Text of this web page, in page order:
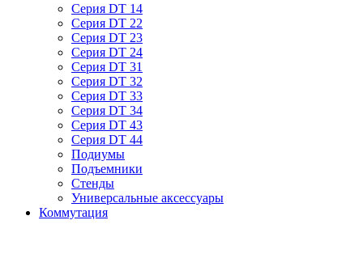
Серия DT 14
Серия DT 22
Серия DT 23
Серия DT 24
Серия DT 31
Серия DT 32
Серия DT 33
Серия DT 34
Серия DT 43
Серия DT 44
Подиумы
Подъемники
Стенды
Универсальные аксессуары
Коммутация